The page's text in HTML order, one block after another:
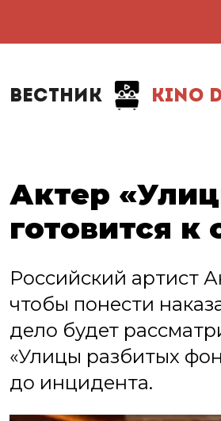
ВЕСТНИК KINO
Актер
готовится к
Российский артист
чтобы понести
дело будет
«Улицы разбитых
до инцидента.